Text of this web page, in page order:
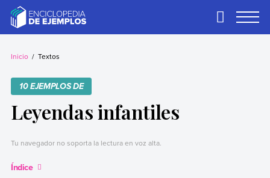
contentEjemplos
Necesitas ejemplos.
Primary
Inicio Textos
10 EJEMPLOS DE
Leyendas infantiles
Tu navegador no soporta la lectura en voz alta.
Índice